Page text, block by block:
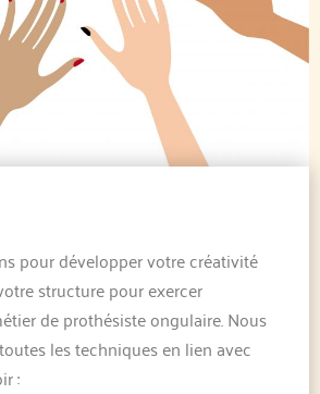
pour développer votre créativité
structure pour exercer
de prothésiste ongulaire. Nous
les techniques en lien avec
: